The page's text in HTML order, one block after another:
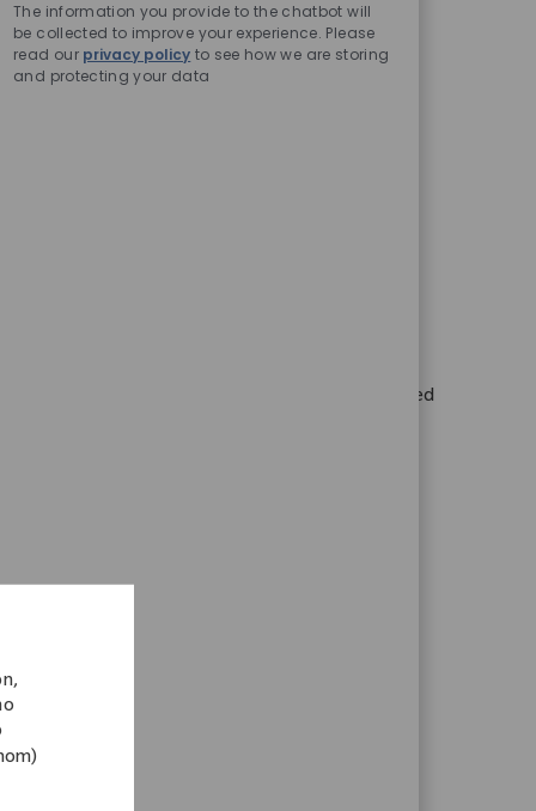
Hüftendoprothetik, der unsere Kunden in der
stärkt. Bringen Sie Ihre Vertriebserfahrung und
Harvesting and drive impactful patient outcomes.
professionals, support clinical adoption, and
while advancing your career in a dynamic, field-based
seeking growth in medical device support.
The information you provide to the chatbot will
be collected to improve your experience. Please
read our privacy policy to see how we are storing
and protecting your data